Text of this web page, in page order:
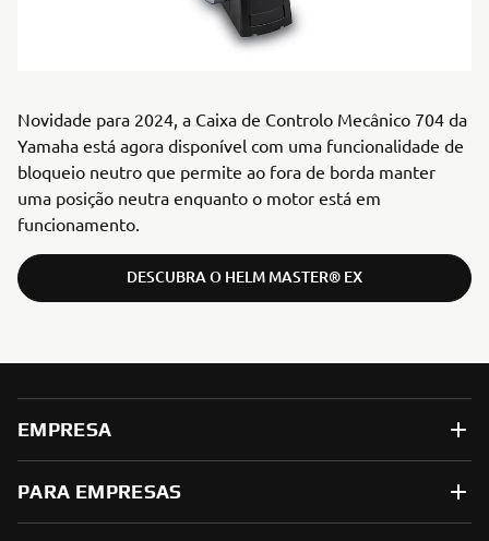
Novidade para 2024, a Caixa de Controlo Mecânico 704 da
Yamaha está agora disponível com uma funcionalidade de
bloqueio neutro que permite ao fora de borda manter
uma posição neutra enquanto o motor está em
funcionamento.
DESCUBRA O HELM MASTER® EX
EMPRESA
PARA EMPRESAS